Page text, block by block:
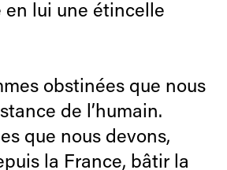
lui une étincelle
obstinées que nous
de l’humain.
que nous devons,
la France, bâtir la